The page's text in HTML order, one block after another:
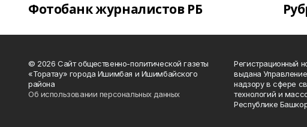
Фотобанк журналистов РБ
© 2026 Сайт общественно-политической газеты
«Торатау» города Ишимбая и Ишимбайского
района
Об использовании персональных данных
Регистрационный
выдана
надзору в сфере
технологий и
Республике